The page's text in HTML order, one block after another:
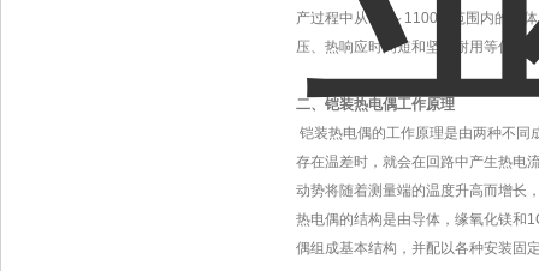
产过程中从0℃～1100℃范围内的液体
压、热响应时间短和坚固耐用等优点
二、铠装热电偶工作原理
铠装热电偶的工作原理是由两种不同
存在温差时，就会在回路中产生热电
动势将随着测量端的温度升高而增长
热电偶的结构是由导体，缘氧化镁和
偶组成基本结构，并配以各种安装固